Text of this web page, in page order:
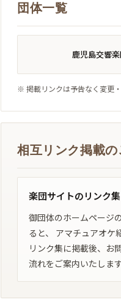
団体一覧
鹿児島交響
※ 掲載リンクは予告なく変更
相互リンク掲載の
楽団サイトのリンク
御団体のホームページ
ると、 アマチュアオケ
リンク集に掲載後、お
流れをご案内いたします